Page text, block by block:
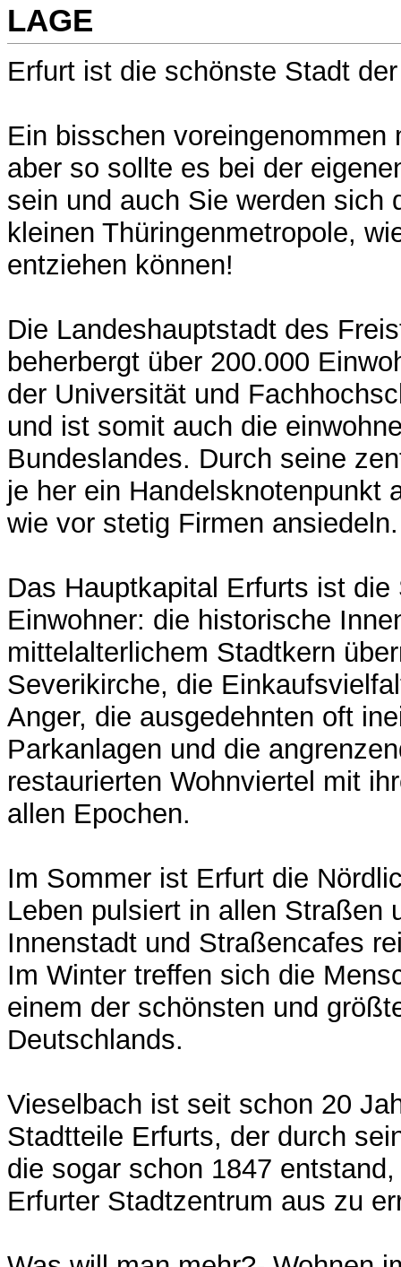
LAGE
Erfurt ist die schönste Stadt
Ein bisschen voreingenommen
aber so sollte es bei der
sein und auch Sie werden sich
kleinen Thüringenmetropole,
entziehen können!
Die Landeshauptstadt des
beherbergt über 200.000
der Universität und
und ist somit auch die
Bundeslandes. Durch seine
je her ein Handelsknotenpunkt
wie vor stetig Firmen ansiedeln.
Das Hauptkapital Erfurts ist
Einwohner: die historische
mittelalterlichem Stadtkern
Severikirche, die
Anger, die ausgedehnten oft
Parkanlagen und die
restaurierten Wohnviertel mit
allen Epochen.
Im Sommer ist Erfurt die
Leben pulsiert in allen Straßen
Innenstadt und Straßencafes
Im Winter treffen sich die
einem der schönsten und
Deutschlands.
Vieselbach ist seit schon 20
Stadtteile Erfurts, der durch
die sogar schon 1847
Erfurter Stadtzentrum aus zu